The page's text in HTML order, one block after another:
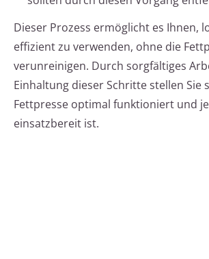
Dieser Prozess ermöglicht es Ihnen,
effizient zu verwenden, ohne die
verunreinigen. Durch sorgfältiges
Einhaltung dieser Schritte stellen Sie
Fettpresse optimal funktioniert und
einsatzbereit ist.